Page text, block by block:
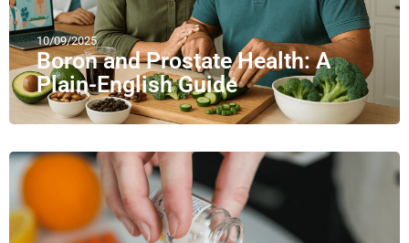
10/09/2025
Boron and Prostate Health: A
Plain-English Guide